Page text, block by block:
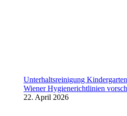
Unterhaltsreinigung
Wiener Hygienerichtlinien
22. April 2026